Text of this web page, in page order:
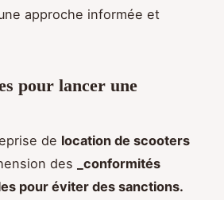
approche informée et
pour lancer une
de location de scooters
des
_conformités
pour éviter des sanctions.